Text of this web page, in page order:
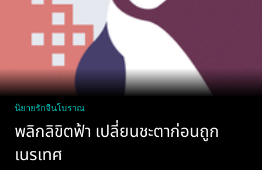
นิยายรักจีนโบราณ
พลิกลิขิตฟ้า เปลี่ยนชะตาก่อนถูก
เนรเทศ